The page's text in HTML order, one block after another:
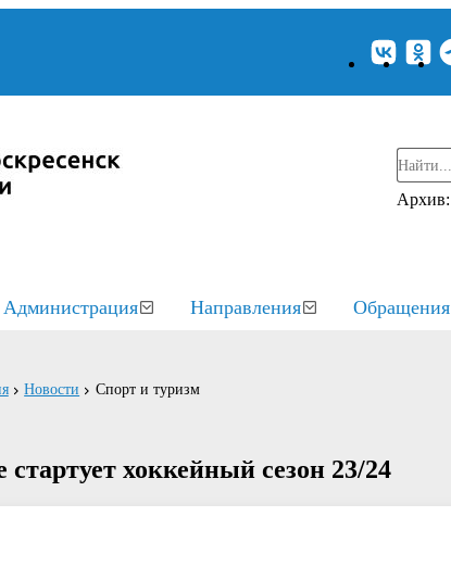
Архив:
Администрация Направления Обращения
Новости Спорт и туризм
стартует хоккейный сезон 23/24